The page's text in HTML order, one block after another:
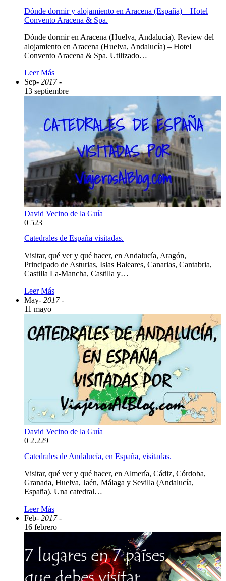
Dónde dormir y alojamiento en Aracena (España) – Hotel
Convento Aracena & Spa.
Dónde dormir en Aracena (Huelva, Andalucía). Review del
alojamiento en Aracena (Huelva, Andalucía) – Hotel
Convento Aracena & Spa. Utilizado…
Leer Más
Sep- 2017 -
13 septiembre
David Vecino de la Guía
0 523
Catedrales de España visitadas.
Visitar, qué ver y qué hacer, en Andalucía, Aragón,
Principado de Asturias, Islas Baleares, Canarias, Cantabria,
Castilla La-Mancha, Castilla y…
Leer Más
May- 2017 -
11 mayo
David Vecino de la Guía
0 2.229
Catedrales de Andalucía, en España, visitadas.
Visitar, qué ver y qué hacer, en Almería, Cádiz, Córdoba,
Granada, Huelva, Jaén, Málaga y Sevilla (Andalucía,
España). Una catedral…
Leer Más
Feb- 2017 -
16 febrero